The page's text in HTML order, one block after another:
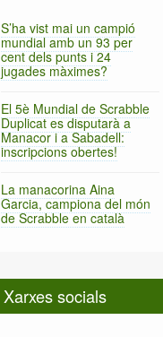
S’ha vist mai un campió
mundial amb un 93 per
cent dels punts i 24
jugades màximes?
El 5è Mundial de Scrabble
Duplicat es disputarà a
Manacor i a Sabadell:
inscripcions obertes!
La manacorina Aina
Garcia, campiona del món
de Scrabble en català
Xarxes socials